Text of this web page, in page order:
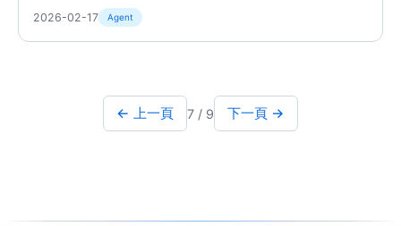
2026-02-17 Agent
← 上一頁 7 / 9 下一頁 →